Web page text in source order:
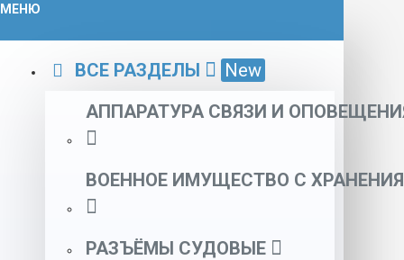
МЕНЮ
ВСЕ РАЗДЕЛЫ
New
АППАРАТУРА СВЯЗИ И
ВОЕННОЕ ИМУЩЕСТВО С ХРАНЕНИЯ
РАЗЪЁМЫ СУДОВЫЕ